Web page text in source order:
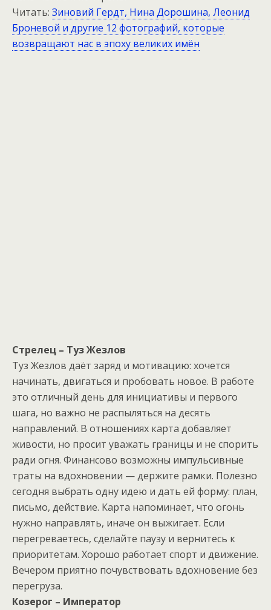
Читать: Зиновий Гердт, Нина Дорошина, Леонид
Броневой и другие 12 фотографий, которые
возвращают нас в эпоху великих имён
Стрелец – Туз Жезлов
Туз Жезлов даёт заряд и мотивацию: хочется
начинать, двигаться и пробовать новое. В работе
это отличный день для инициативы и первого
шага, но важно не распыляться на десять
направлений. В отношениях карта добавляет
живости, но просит уважать границы и не спорить
ради огня. Финансово возможны импульсивные
траты на вдохновении — держите рамки. Полезно
сегодня выбрать одну идею и дать ей форму: план,
письмо, действие. Карта напоминает, что огонь
нужно направлять, иначе он выжигает. Если
перегреваетесь, сделайте паузу и вернитесь к
приоритетам. Хорошо работает спорт и движение.
Вечером приятно почувствовать вдохновение без
перегруза.
Козерог – Император